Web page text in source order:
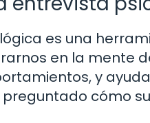
es una
en la mente
y
preguntado cómo